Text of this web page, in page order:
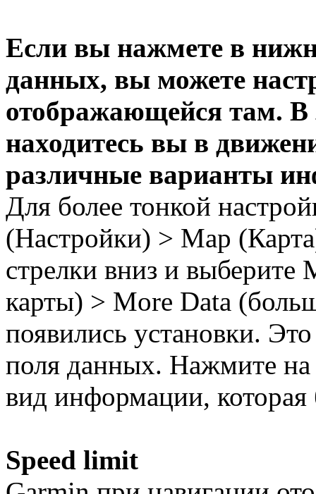
Если вы нажмете в
данных, вы можете
отображающейся там. В
находитесь вы в
различные варианты
Для более тонкой
(Настройки) > Map
стрелки вниз и
карты) > More Data
появились установки.
поля данных. Нажмите
вид информации, которая
Speed limit